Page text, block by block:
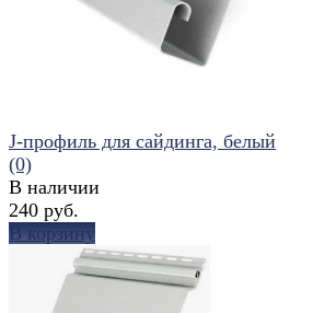
J-профиль для сайдинга, белый
(0)
В наличии
240 руб.
В корзину